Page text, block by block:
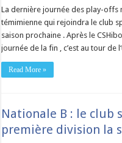
La dernière journée des play-offs
témimienne qui rejoindra le club
saison prochaine . Après le
journée de la fin , c’est au tour de
Read More »
Nationale B : le club
première division la